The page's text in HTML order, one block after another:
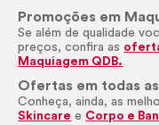
Promoções em
Se além de qualidade
preços, confira as
Maquiagem QDB.
Ofertas em todas
Conheça, ainda, as
Skincare e Corpo e